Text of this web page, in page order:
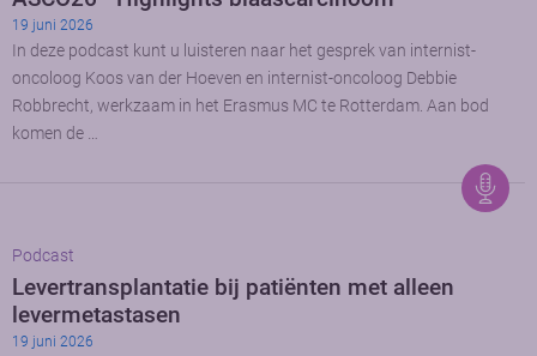
19 juni 2026
In deze podcast kunt u luisteren naar het gesprek van internist-
oncoloog Koos van der Hoeven en internist-oncoloog Debbie
Robbrecht, werkzaam in het Erasmus MC te Rotterdam. Aan bod
komen de …
Podcast
Levertransplantatie bij patiënten met alleen
levermetastasen
19 juni 2026